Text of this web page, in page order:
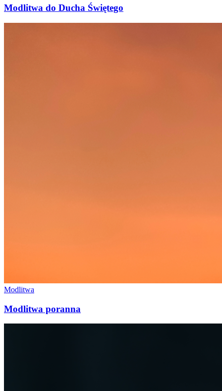
Modlitwa do Ducha Świętego
Modlitwa
Modlitwa poranna